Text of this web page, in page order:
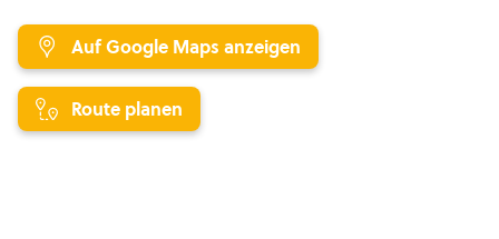
Auf Google Maps anzeigen
Route planen